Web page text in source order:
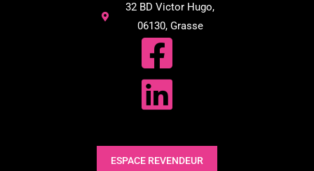
32 BD Victor Hugo,
06130, Grasse
ESPACE REVENDEUR